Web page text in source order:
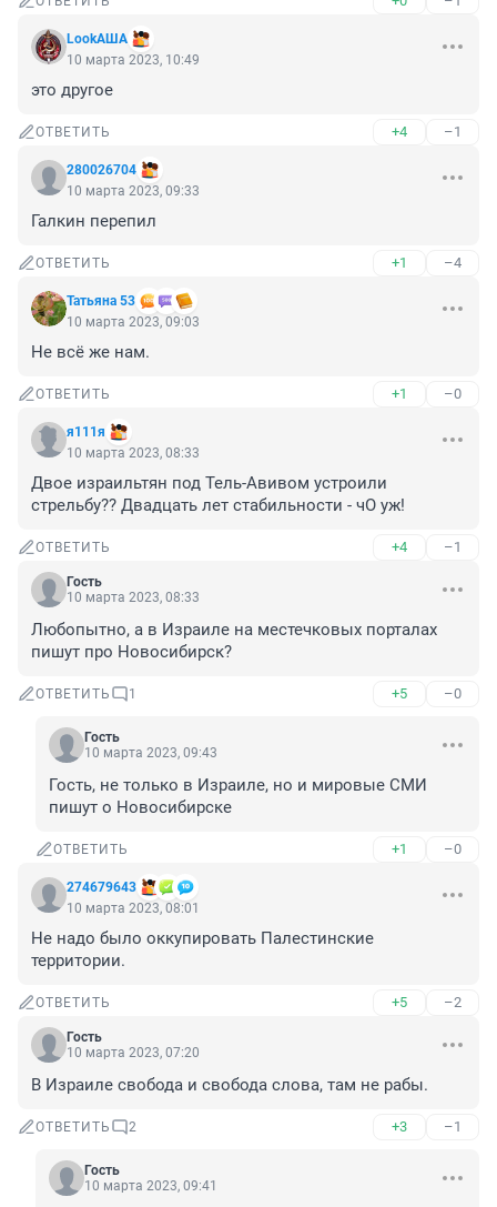
LookАША
10 марта 2023, 10:49
это другое
ОТВЕТИТЬ +4 –1
280026704
10 марта 2023, 09:33
Галкин перепил
ОТВЕТИТЬ +1 –4
Татьяна 53
10 марта 2023, 09:03
Не всё же нам.
ОТВЕТИТЬ +1 –0
я111я
10 марта 2023, 08:33
Двое израильтян под Тель-Авивом устроили
стрельбу?? Двадцать лет стабильности - чО уж!
ОТВЕТИТЬ +4 –1
Гость
10 марта 2023, 08:33
Любопытно, а в Израиле на местечковых порталах
пишут про Новосибирск?
ОТВЕТИТЬ 1 +5 –0
Гость
10 марта 2023, 09:43
Гость, не только в Израиле, но и мировые СМИ
пишут о Новосибирске
ОТВЕТИТЬ +1 –0
274679643
10 марта 2023, 08:01
Не надо было оккупировать Палестинские
территории.
ОТВЕТИТЬ +5 –2
Гость
10 марта 2023, 07:20
В Израиле свобода и свобода слова, там не рабы.
ОТВЕТИТЬ 2 +3 –1
Гость
10 марта 2023, 09:41